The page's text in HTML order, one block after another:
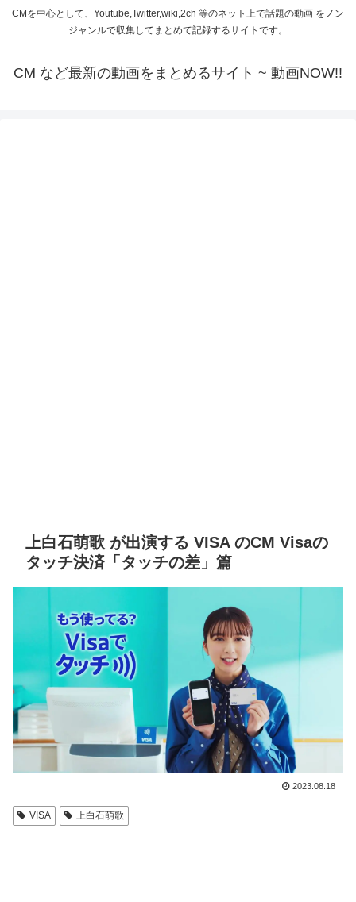
CMを中心として、Youtube,Twitter,wiki,2ch 等のネット上で話題の動画 をノン
ジャンルで収集してまとめて記録するサイトです。
CM など最新の動画をまとめるサイト ~ 動画NOW!!
上白石萌歌 が出演する VISA のCM Visaの
タッチ決済「タッチの差」篇
2023.08.18
VISA 上白石萌歌